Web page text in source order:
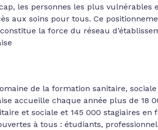
les personnes les plus vulnérables
aux soins pour tous. Ce
la force du réseau
de la formation sanitaire,
accueille chaque année plus de 18
et sociale et 145 000 stagiaires en
à tous : étudiants,